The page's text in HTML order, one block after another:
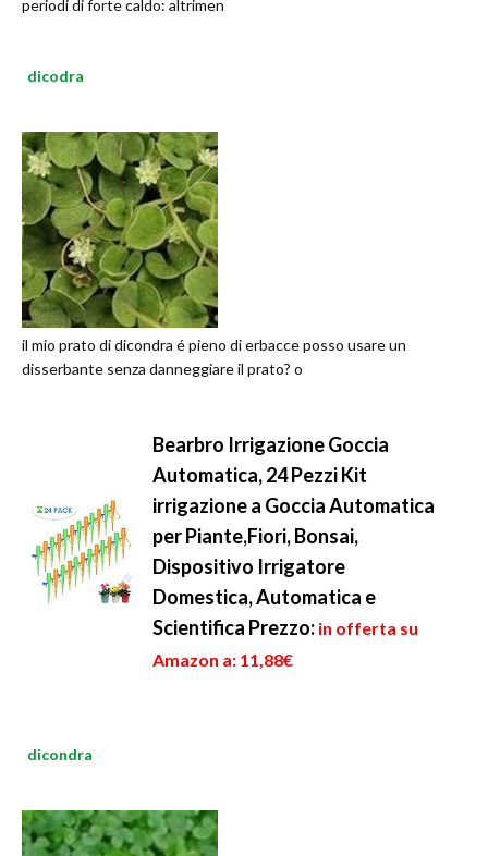
periodi di forte caldo: altrimen
dicodra
il mio prato di dicondra é pieno di erbacce posso usare un
disserbante senza danneggiare il prato? o
Bearbro Irrigazione Goccia
Automatica, 24 Pezzi Kit
irrigazione a Goccia Automatica
per Piante,Fiori, Bonsai,
Dispositivo Irrigatore
Domestica, Automatica e
Scientifica Prezzo: in offerta su
Amazon a: 11,88€
dicondra